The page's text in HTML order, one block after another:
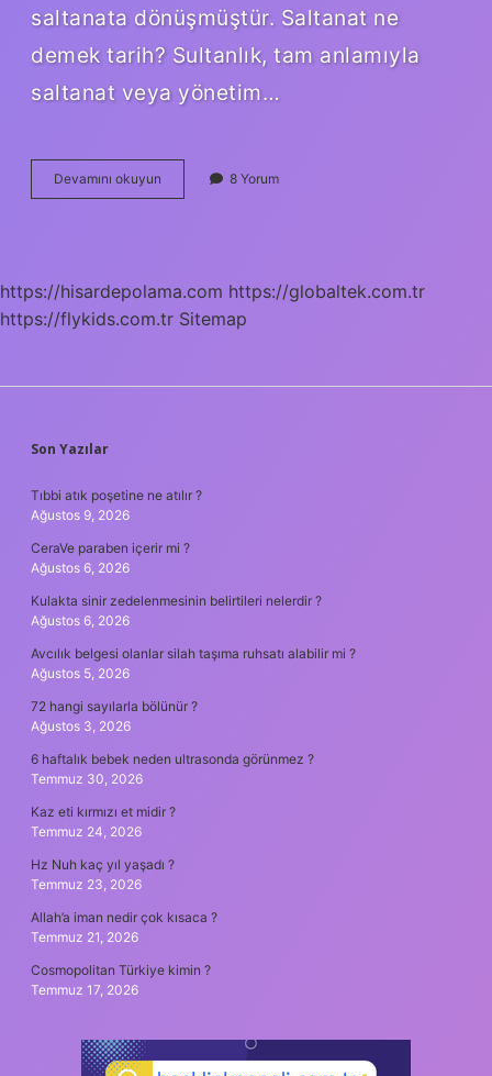
saltanata dönüşmüştür. Saltanat ne
demek tarih? Sultanlık, tam anlamıyla
saltanat veya yönetim…
Devamını okuyun Halifelik
Ve
8 Yorum
https://hisardepolama.com https://globaltek.com.tr
https://flykids.com.tr Sitemap
SIDEBAR
Son Yazılar
Tıbbi atık poşetine ne atılır ?
Ağustos 9, 2026
CeraVe paraben içerir mi ?
Ağustos 6, 2026
Kulakta sinir zedelenmesinin belirtileri nelerdir ?
Ağustos 6, 2026
Avcılık belgesi olanlar silah taşıma ruhsatı alabilir mi ?
Ağustos 5, 2026
72 hangi sayılarla bölünür ?
Ağustos 3, 2026
6 haftalık bebek neden ultrasonda görünmez ?
Temmuz 30, 2026
Kaz eti kırmızı et midir ?
Temmuz 24, 2026
Hz Nuh kaç yıl yaşadı ?
Temmuz 23, 2026
Allah’a iman nedir çok kısaca ?
Temmuz 21, 2026
Cosmopolitan Türkiye kimin ?
Temmuz 17, 2026